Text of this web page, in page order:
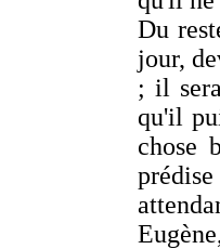
Du
jour,
; il
qu'il
chose